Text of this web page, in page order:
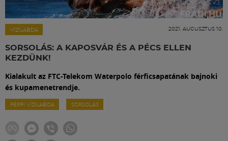
VÍZILABDA 2021. AUGUSZTUS 10.
SORSOLÁS: A KAPOSVÁR ÉS A PÉCS ELLEN
KEZDÜNK!
Kialakult az FTC-Telekom Waterpolo férficsapatának bajnoki
és kupamenetrendje.
FÉRFI VÍZILABDA SORSOLÁS
Labdarúgás
Meccscenter
Klub